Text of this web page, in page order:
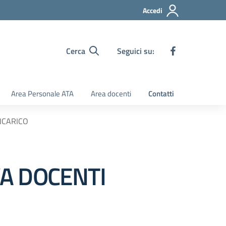
Accedi
Cerca Seguici su:
Area Personale ATA Area docenti Contatti
DOCENTI